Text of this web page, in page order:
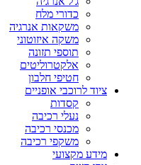
כדורי מלח
משקאות אנרגיה
משקה איזוטוני
תוספי תזונה
אלקטרוליטים
חטיפי חלבון
ציוד לרוכבי אופניים
קסדות
נעלי רכיבה
מכנסי רכיבה
משקפי רכיבה
מידע מקצועי